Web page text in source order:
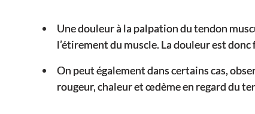
Une douleur à la palpation du tendon
l’étirement du muscle. La douleur est donc
On peut également dans certains cas,
rougeur, chaleur et œdème en regard du